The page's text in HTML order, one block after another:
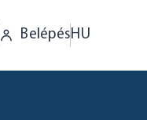
BelépésHU